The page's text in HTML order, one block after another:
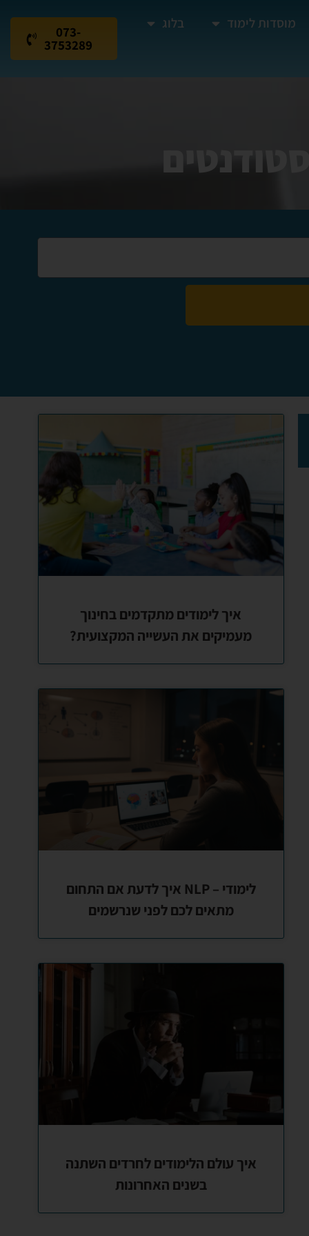
מוסדות לימוד בלוג
073-
3753289
איך לימודים מתקדמים בחינוך
מעמיקים את העשייה המקצועית?
לימודי – NLP איך לדעת אם התחום
מתאים לכם לפני שנרשמים
איך עולם הלימודים לחרדים השתנה
בשנים האחרונות